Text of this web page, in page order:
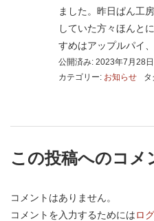
ました。昨日ぱん工
していた方々ほんと
すめはアップルパイ
公開済み: 2023年7月28日
カテゴリー: お知らせ タ
この投稿へのコメ
コメントはありません。
コメントを入力するためにはロ